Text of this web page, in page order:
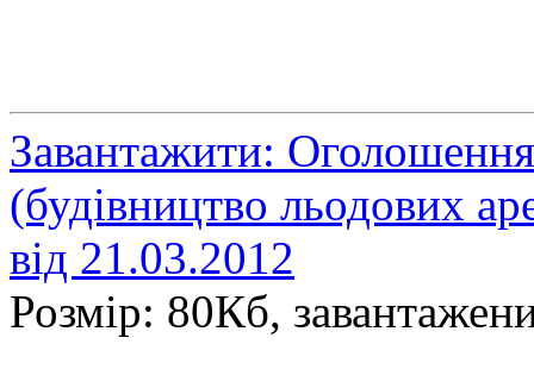
Завантажити:
(будівництво льодових
від 21.03.2012
Розмір: 80Кб,